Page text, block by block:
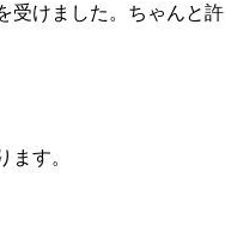
受けました。ちゃんと許
す。